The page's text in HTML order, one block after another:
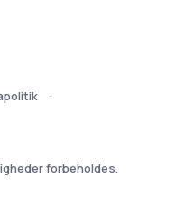
forbeholdes.